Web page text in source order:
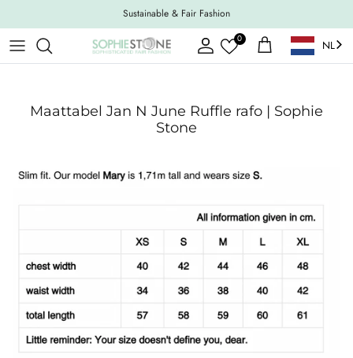
Sustainable & Fair Fashion
Account
0
Winkelwagen NL
Maattabel Jan N June Ruffle rafo | Sophie
Stone